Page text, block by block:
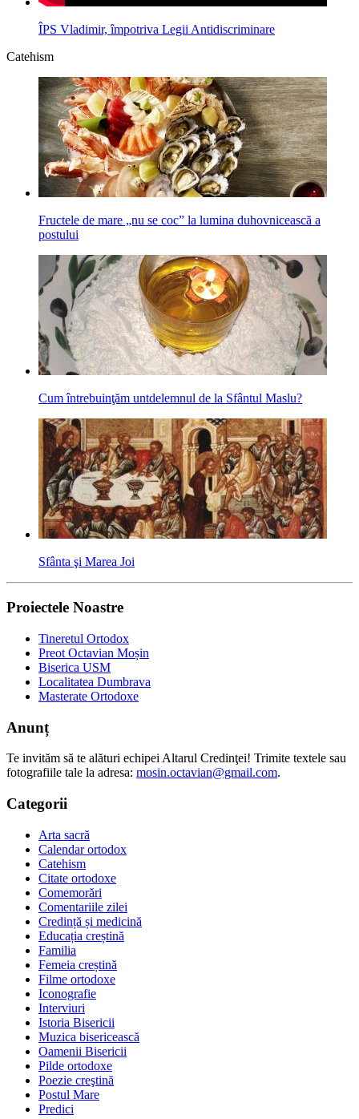
ÎPS Vladimir, împotriva Legii Antidiscriminare
Catehism
Fructele de mare „nu se coc” la lumina duhovnicească a
postului
Cum întrebuinţăm untdelemnul de la Sfântul Maslu?
Sfânta şi Marea Joi
Proiectele Noastre
Tineretul Ortodox
Preot Octavian Moșin
Biserica USM
Localitatea Dumbrava
Masterate Ortodoxe
Anunț
Te invităm să te alături echipei Altarul Credinţei! Trimite textele sau
fotografiile tale la adresa: mosin.octavian@gmail.com.
Categorii
Arta sacră
Calendar ortodox
Catehism
Citate ortodoxe
Comemorări
Comentariile zilei
Credință și medicină
Educația creștină
Familia
Femeia creștină
Filme ortodoxe
Iconografie
Interviuri
Istoria Bisericii
Muzica bisericească
Oamenii Bisericii
Pilde ortodoxe
Poezie creştină
Postul Mare
Predici